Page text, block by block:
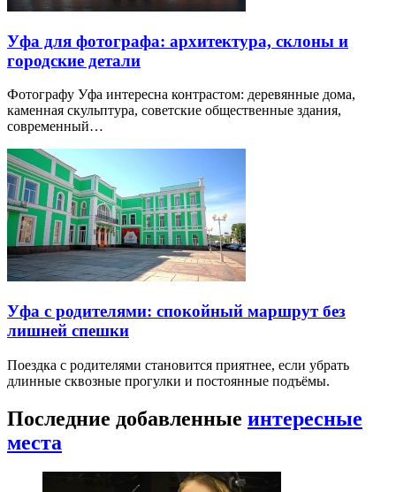
Уфа для фотографа: архитектура, склоны и
городские детали
Фотографу Уфа интересна контрастом: деревянные дома,
каменная скульптура, советские общественные здания,
современный…
Уфа с родителями: спокойный маршрут без
лишней спешки
Поездка с родителями становится приятнее, если убрать
длинные сквозные прогулки и постоянные подъёмы.
Последние добавленные интересные
места